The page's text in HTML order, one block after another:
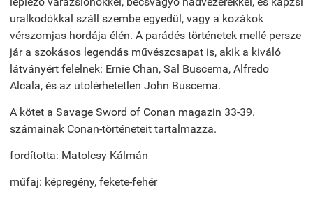
uralkodókkal száll szembe egyedül, vagy a kozákok
vérszomjas hordája élén. A parádés történetek mellé persze
jár a szokásos legendás művészcsapat is, akik a kiváló
látványért felelnek: Ernie Chan, Sal Buscema, Alfredo
Alcala, és az utolérhetetlen John Buscema.
A kötet a Savage Sword of Conan magazin 33-39.
számainak Conan-történeteit tartalmazza.
fordította: Matolcsy Kálmán
műfaj: képregény, fekete-fehér